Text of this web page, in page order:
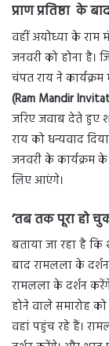
प्राण प्रतिष्ठा के
वहीं अयोध्या के राम
जनवरी को होना है।
चंपत राय ने
(Ram Mandir
जरिए जवाब देते हुए
राय को धन्यवाद
जनवरी के कार्यक्रम
लिए आएंगे।
‘तब तक पूरा हो
बताया जा रहा है
बाद रामलला के
रामलला के दर्शन
होने वाले समारोह
वहां पहुंच रहे हैं।